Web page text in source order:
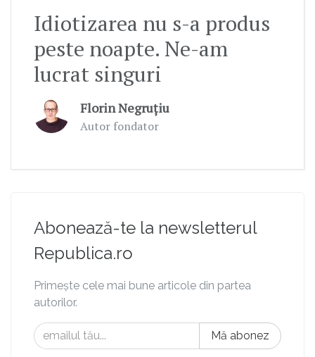
Idiotizarea nu s-a produs
peste noapte. Ne-am
lucrat singuri
Florin Negruțiu
Autor fondator
Abonează-te la newsletterul
Republica.ro
Primește cele mai bune articole din partea
autorilor.
Mă abonez